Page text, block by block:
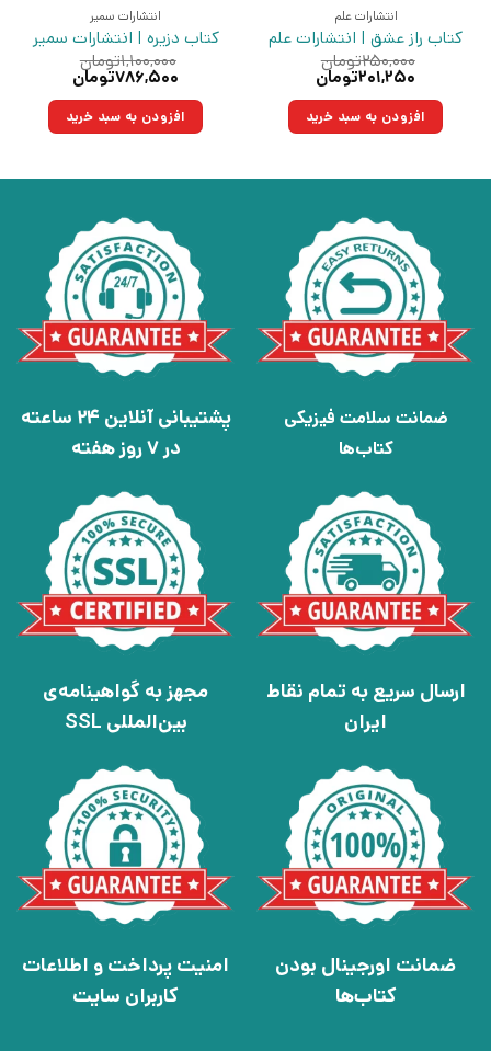
انتشارات علم
کتاب راز عشق | انتشارات علم
۲۵۰,۰۰۰تومان
قیمت
۲۵۰,۰۰۰تومان
بود.
۲۰۱,۲۵۰تومان
۲۰۱,۲۵۰تومان.افزودن به سبد خرید
انتشارات سمیر
کتاب دزیره | انتشارات سمیر
۱,۱۰۰,۰۰۰تومان
قیمت
۱,۱۰۰,۰۰۰تومان
بود.
۷۸۶,۵۰۰تومان
۷۸۶,۵۰۰تومان.افزودن به سبد خرید
ضمانت سلامت فیزیکی
کتاب‌ها
پشتیبانی آنلاین 24 ساعته
در 7 روز هفته
ارسال سریع به تمام نقاط
ایران
مجهز به گواهینامه‌ی
بین‌المللی SSL
ضمانت اورجینال بودن
کتاب‌ها
امنیت پرداخت و اطلاعات
کاربران سایت